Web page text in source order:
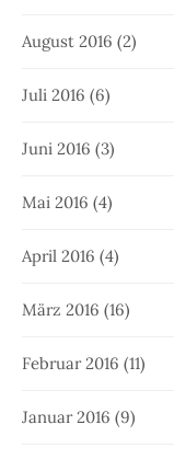
August 2016 (2)
Juli 2016 (6)
Juni 2016 (3)
Mai 2016 (4)
April 2016 (4)
März 2016 (16)
Februar 2016 (11)
Januar 2016 (9)